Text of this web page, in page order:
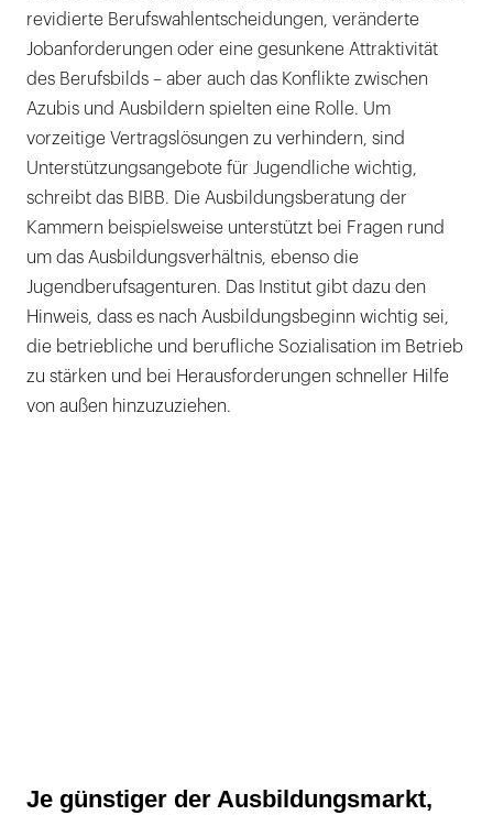
revidierte Berufswahlentscheidungen, veränderte
Jobanforderungen oder eine gesunkene Attraktivität
des Berufsbilds – aber auch das Konflikte zwischen
Azubis und Ausbildern spielten eine Rolle. Um
vorzeitige Vertragslösungen zu verhindern, sind
Unterstützungsangebote für Jugendliche wichtig,
schreibt das BIBB. Die Ausbildungsberatung der
Kammern beispielsweise unterstützt bei Fragen rund
um das Ausbildungsverhältnis, ebenso die
Jugendberufsagenturen. Das Institut gibt dazu den
Hinweis, dass es nach Ausbildungsbeginn wichtig sei,
die betriebliche und berufliche Sozialisation im Betrieb
zu stärken und bei Herausforderungen schneller Hilfe
von außen hinzuzuziehen.
Je günstiger der Ausbildungsmarkt,